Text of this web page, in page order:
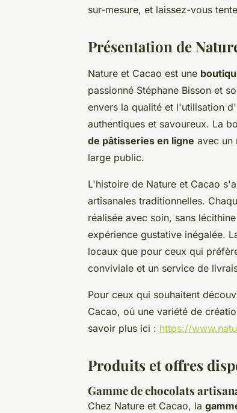
sur-mesure, et laissez-vous
Présentation de
Nature et Cacao est une
passionné Stéphane Bisson et
envers la qualité et l'utilisation
authentiques et savoureux. La
de pâtisseries en ligne avec un
large public.
L'histoire de Nature et Cacao
artisanales traditionnelles.
réalisée avec soin, sans
expérience gustative inégalée.
locaux que pour ceux qui
conviviale et un service de
Pour ceux qui souhaitent
Cacao, où une variété de
savoir plus ici : https://
Produits et offres
Gamme de chocolats
Chez Nature et Cacao, la